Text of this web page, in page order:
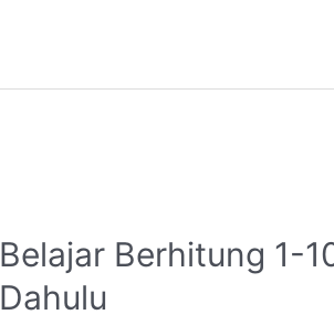
Belajar Berhitung 1-
Dahulu